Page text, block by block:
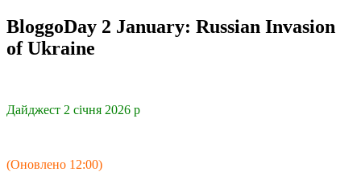
BloggoDay 2 January: Russian Invasion
of Ukraine
Дайджест 2 січня 2026 р
(Оновлено 12:00)